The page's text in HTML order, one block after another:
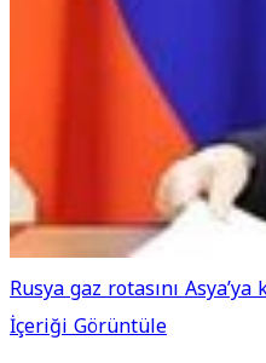
Rusya gaz rotasını Asya’ya
İçeriği Görüntüle